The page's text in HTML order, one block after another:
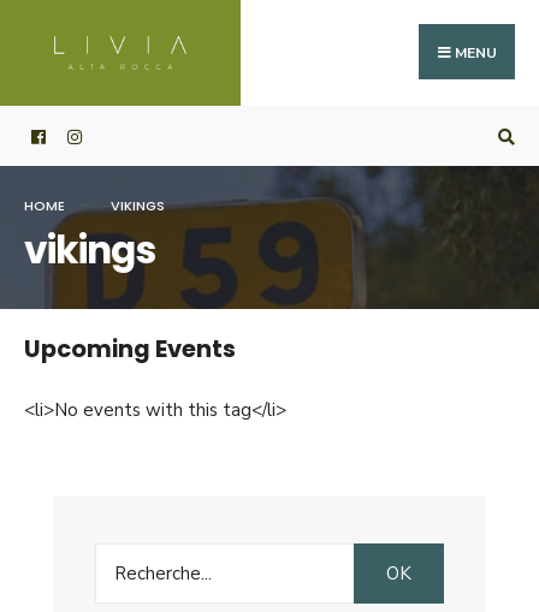
MENU
HOME VIKINGS
vikings
Upcoming Events
<li>No events with this tag</li>
for:
OK
for: